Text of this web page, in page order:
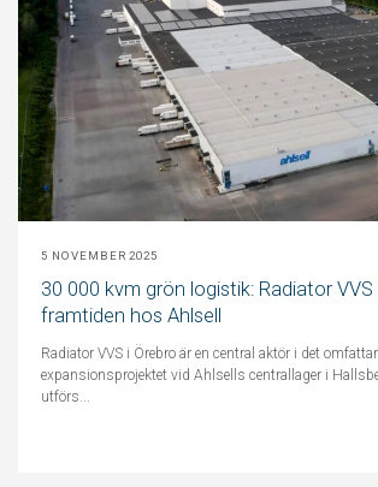
5 NOVEMBER 2025
30 000 kvm grön logistik: Radiator
framtiden hos Ahlsell
Radiator VVS i Örebro är en central aktör i det
expansionsprojektet vid Ahlsells centrallager i
utförs...